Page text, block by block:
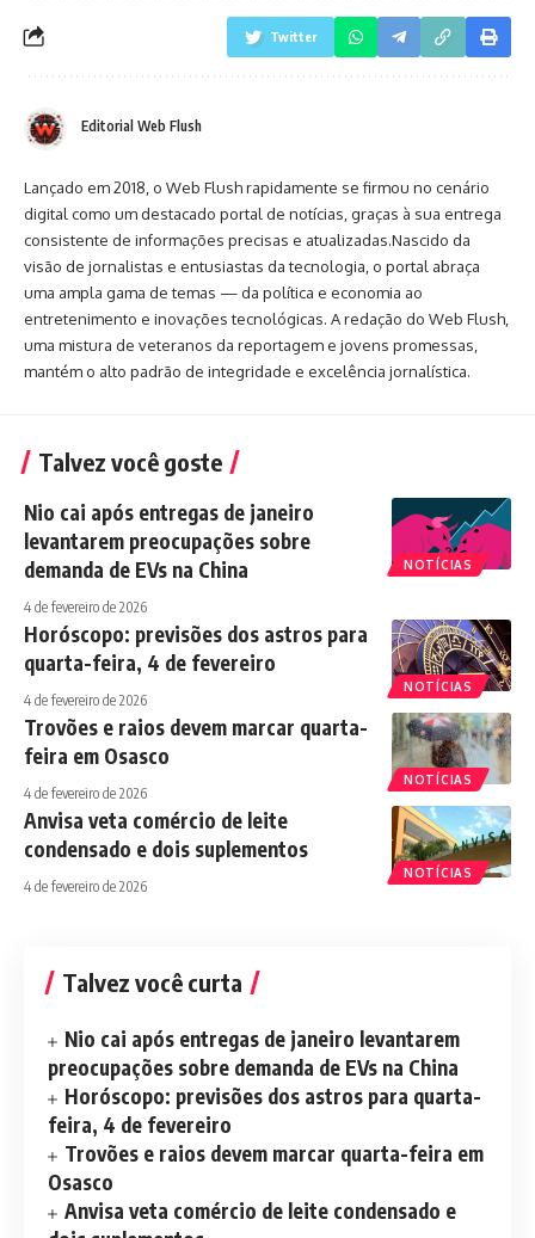
Twitter
Editorial Web Flush
Lançado em 2018, o Web Flush rapidamente se firmou no cenário
digital como um destacado portal de notícias, graças à sua entrega
consistente de informações precisas e atualizadas.Nascido da
visão de jornalistas e entusiastas da tecnologia, o portal abraça
uma ampla gama de temas — da política e economia ao
entretenimento e inovações tecnológicas. A redação do Web Flush,
uma mistura de veteranos da reportagem e jovens promessas,
mantém o alto padrão de integridade e excelência jornalística.
Talvez você goste
NOTÍCIAS
Nio cai após entregas de janeiro
levantarem preocupações sobre
demanda de EVs na China
4 de fevereiro de 2026
NOTÍCIAS
Horóscopo: previsões dos astros para
quarta-feira, 4 de fevereiro
4 de fevereiro de 2026
NOTÍCIAS
Trovões e raios devem marcar quarta-
feira em Osasco
4 de fevereiro de 2026
NOTÍCIAS
Anvisa veta comércio de leite
condensado e dois suplementos
4 de fevereiro de 2026
Talvez você curta
Nio cai após entregas de janeiro levantarem
preocupações sobre demanda de EVs na China
Horóscopo: previsões dos astros para quarta-
feira, 4 de fevereiro
Trovões e raios devem marcar quarta-feira em
Osasco
Anvisa veta comércio de leite condensado e